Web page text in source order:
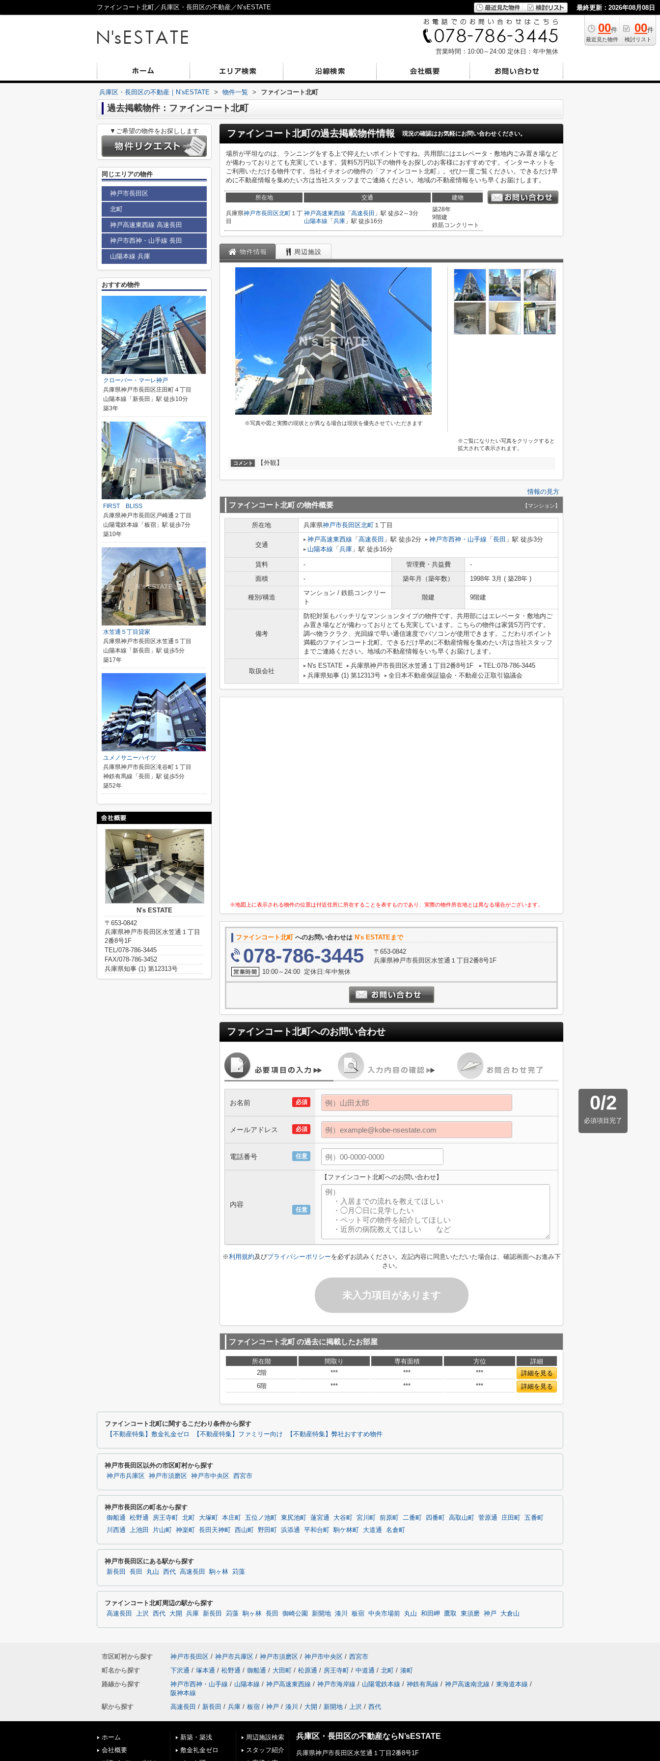
ファインコート北町／兵庫区・長田区の不動産／N’sESTATE 最終更新：2026年08月08日
00件
最近見た物件
00件
検討リスト
営業時間：10:00～24:00 定休日：年中無休
兵庫区・長田区の不動産｜N’sESTATE > 物件一覧 > ファインコート北町
過去掲載物件：ファインコート北町
ファインコート北町の過去掲載物件情報 現況の確認はお気軽にお問い合わせください。
場所が平坦なのは、ランニングをする上で抑えたいポイントですね。共用部にはエレベータ・敷地内ごみ置き場など
が備わっておりとても充実しています。賃料5万円以下の物件をお探しのお客様におすすめです。インターネットを
ご利用いただける物件です。当社イチオシの物件の「ファインコート北町」。ぜひ一度ご覧ください。できるだけ早
めに不動産情報を集めたい方は当社スタッフまでご連絡ください。地域の不動産情報をいち早くお届けします。
所在地 交通 建物
兵庫県神戸市長田区北町 １丁
目
神戸高速東西線 「 高速長田 」駅 徒歩2～3分
山陽本線 「 兵庫 」駅 徒歩16分
築28年
9階建
鉄筋コンクリート
物件情報 周辺施設
※写真や図と実際の現状とが異なる場合は現状を優先させていただきます
※ご覧になりたい写真をクリックすると
拡大されて表示されます。
コメント 【外観】
情報の見方
ファインコート北町の物件概要 【マンション】
所在地 兵庫県神戸市長田区北町 １丁目
交通
神戸高速東西線 「 高速長田 」駅 徒歩2分 神戸市西神・山手線 「 長田 」駅 徒歩3分
山陽本線 「 兵庫 」駅 徒歩16分
賃料 - 管理費・共益費
-
面積
- 築年月（築年数） 1998年 3月 ( 築28年 )
種別/構造
マンション / 鉄筋コンクリー
ト
階建 9階建
備考
防犯対策もバッチリなマンションタイプの物件です。共用部にはエレベータ・敷地内ご
み置き場などが備わっておりとても充実しています。こちらの物件は家賃5万円です。
調べ物ラクラク、光回線で早い通信速度でパソコンが使用できます。こだわりポイント
満載のファインコート北町。できるだけ早めに不動産情報を集めたい方は当社スタッフ
までご連絡ください。地域の不動産情報をいち早くお届けします。
取扱会社
N's ESTATE 兵庫県神戸市長田区水笠通１丁目2番8号1F
TEL:078-786-3445
兵庫県知事 (1) 第12313号
全日本不動産保証協会・不動産公正取引協議会
※地図上に表示される物件の位置は付近住所に所在することを表すものであり、実際の物件所在地とは異なる場合がございます。
ファインコート北町へのお問い合わせは N's ESTATEまで
078-786-3445
〒653-0842
兵庫県神戸市長田区水笠通１丁目2番8号1F
10:00～24:00 定休日:年中無休
ファインコート北町へのお問い合わせ
0/2
必須項目完了
必須
お名前
必須
メールアドレス
任意
電話番号
任意
内容
【ファインコート北町へのお問い合わせ】
※利用規約及びプライバシーポリシーを必ずお読みください。左記内容に同意いただいた場合は、確認画面へお進み下
さい。
未入力項目があります
ファインコート北町の過去に掲載したお部屋
所在階 間取り 専有面積 方位
詳細
2階
*** *** ***
詳細を見る
6階
*** *** *** 詳細を見る
▼ご希望の物件をお探しします
同じエリアの物件
神戸市長田区
北町
神戸高速東西線 高速長田
神戸市西神・山手線 長田
山陽本線 兵庫
おすすめ物件
クローバー・マーレ神戸
兵庫県神戸市長田区庄田町４丁目
山陽本線「新長田」駅 徒歩10分
築3年
FIRST BLISS
兵庫県神戸市長田区戸崎通２丁目
山陽電鉄本線「板宿」駅 徒歩7分
築10年
水笠通５丁目貸家
兵庫県神戸市長田区水笠通５丁目
山陽本線「新長田」駅 徒歩5分
築17年
ユメノサニーハイツ
兵庫県神戸市長田区滝谷町１丁目
神鉄有馬線「長田」駅 徒歩5分
築52年
N's ESTATE
〒653-0842
兵庫県神戸市長田区水笠通１丁目
2番8号1F
TEL/078-786-3445
FAX/078-786-3452
兵庫県知事 (1) 第12313号
ファインコート北町に関するこだわり条件から探す
【不動産特集】敷金礼金ゼロ 【不動産特集】ファミリー向け 【不動産特集】弊社おすすめ物件
神戸市長田区以外の市区町村から探す
神戸市兵庫区 神戸市須磨区 神戸市中央区 西宮市
神戸市長田区の町名から探す
御船通 松野通 房王寺町 北町 大塚町 本庄町 五位ノ池町 東尻池町 蓮宮通 大谷町 宮川町 前原町 二番町 四番町 高取山町 菅原通 庄田町
五番町
川西通
上池田 片山町 神楽町 長田天神町 西山町 野田町 浜添通 平和台町 駒ケ林町 大道通 名倉町
神戸市長田区にある駅から探す
新長田 長田 丸山 西代 高速長田 駒ヶ林 苅藻
ファインコート北町周辺の駅から探す
高速長田 上沢 西代 大開 兵庫 新長田 苅藻 駒ヶ林 長田 御崎公園 新開地 湊川 板宿 中央市場前 丸山 和田岬 鷹取 東須磨 神戸 大倉山
市区町村から探す 神戸市長田区 / 神戸市兵庫区 / 神戸市須磨区 / 神戸市中央区 / 西宮市
町名から探す
下沢通 / 塚本通 / 松野通 / 御船通 / 大田町 / 松原通 / 房王寺町 / 中道通 / 北町 / 湊町
路線から探す
神戸市西神・山手線 / 山陽本線 / 神戸高速東西線 / 神戸市海岸線 / 山陽電鉄本線 / 神鉄有馬線 / 神戸高速南北線 / 東海道本線 /
阪神本線
駅から探す
高速長田 / 新長田 / 兵庫 / 板宿 / 神戸 / 湊川 / 大開 / 新開地 / 上沢 / 西代
ホーム
会社概要
新築・築浅
敷金礼金ゼロ
周辺施設検索
スタッフ紹介
兵庫区・長田区の不動産ならN’sESTATE
兵庫県神戸市長田区水笠通１丁目2番8号1F